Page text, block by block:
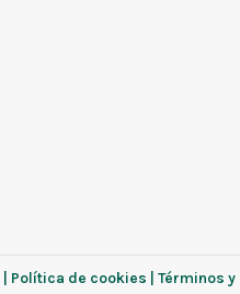
Política de cookies
Términos y